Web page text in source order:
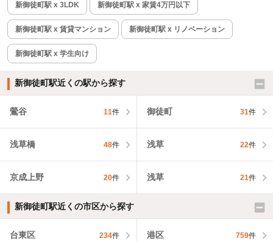
新御徒町駅 x 3LDK 新御徒町駅 x 家賃4万円以下
新御徒町駅 x 賃貸マンション 新御徒町駅 x リノベーション
新御徒町駅 x 学生向け
新御徒町駅近くの駅から探す
鶯谷 11件 御徒町 31件
浅草橋 48件 浅草 22件
京成上野 20件 浅草 21件
新御徒町駅近くの市区から探す
台東区 234件 港区 759件